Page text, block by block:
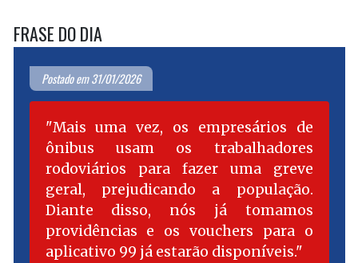
FRASE DO DIA
Postado em 31/01/2026
Mais uma vez, os empresários de
ônibus usam os trabalhadores
rodoviários para fazer uma greve
geral, prejudicando a população.
Diante disso, nós já tomamos
providências e os vouchers para o
aplicativo 99 já estarão disponíveis.